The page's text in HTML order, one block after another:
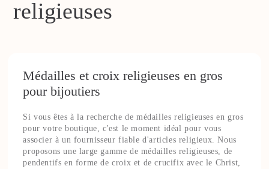
religieuses
Médailles et croix religieuses en gros
pour bijoutiers
Si vous êtes à la recherche de médailles religieuses en gros
pour votre boutique, c'est le moment idéal pour vous
associer à un fournisseur fiable d'articles religieux. Nous
proposons une large gamme de médailles religieuses, de
pendentifs en forme de croix et de crucifix avec le Christ,